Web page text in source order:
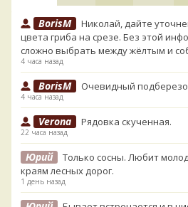
BorisM
Николай, дайте
цвета гриба на срезе. Без этой
сложно выбрать между жёлтым и
4 часа назад
BorisM Очевидный
4 часа назад
Verona Рядовка скученная.
22 часа назад
Юрий
Только сосны. Любит
краям лесных дорог.
1 день назад